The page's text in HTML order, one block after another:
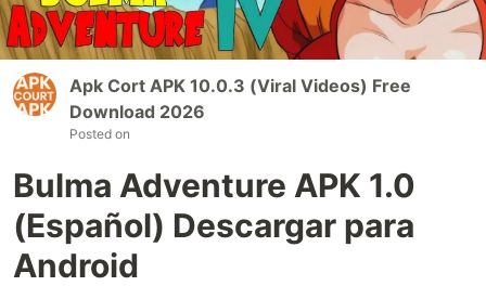
Apk Cort APK 10.0.3 (Viral Videos) Free
Download 2026
Posted on
Bulma Adventure APK 1.0
(Español) Descargar para
Android